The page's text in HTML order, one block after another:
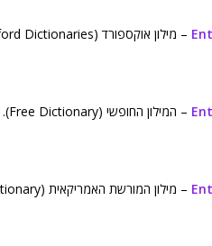
– מילון אוקספורד (Oxford Dictionaries).
– המילון החופשי (Free Dictionary).
– מילון המורשת האמריקאית (American Heritage Dictionary).